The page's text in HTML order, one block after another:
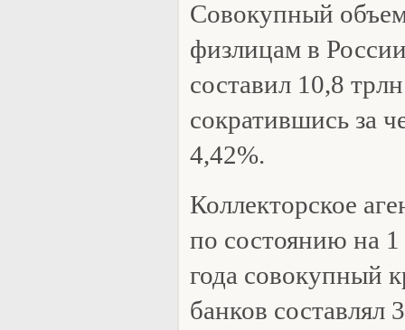
Совокупный
физлицам в
составил 10,8
сократившись за
4,42%.
Коллекторское
по состоянию на
года совокупный
банков составлял